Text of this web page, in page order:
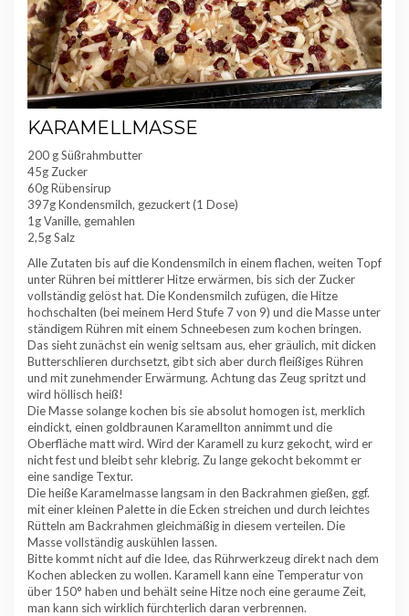
KARAMELLMASSE
200 g Süßrahmbutter
45g Zucker
60g Rübensirup
397g Kondensmilch, gezuckert (1 Dose)
1g Vanille, gemahlen
2,5g Salz
Alle Zutaten bis auf die Kondensmilch in einem flachen, weiten Topf
unter Rühren bei mittlerer Hitze erwärmen, bis sich der Zucker
vollständig gelöst hat. Die Kondensmilch zufügen, die Hitze
hochschalten (bei meinem Herd Stufe 7 von 9) und die Masse unter
ständigem Rühren mit einem Schneebesen zum kochen bringen.
Das sieht zunächst ein wenig seltsam aus, eher gräulich, mit dicken
Butterschlieren durchsetzt, gibt sich aber durch fleißiges Rühren
und mit zunehmender Erwärmung. Achtung das Zeug spritzt und
wird höllisch heiß!
Die Masse solange kochen bis sie absolut homogen ist, merklich
eindickt, einen goldbraunen Karamellton annimmt und die
Oberfläche matt wird. Wird der Karamell zu kurz gekocht, wird er
nicht fest und bleibt sehr klebrig. Zu lange gekocht bekommt er
eine sandige Textur.
Die heiße Karamelmasse langsam in den Backrahmen gießen, ggf.
mit einer kleinen Palette in die Ecken streichen und durch leichtes
Rütteln am Backrahmen gleichmäßig in diesem verteilen. Die
Masse vollständig auskühlen lassen.
Bitte kommt nicht auf die Idee, das Rührwerkzeug direkt nach dem
Kochen ablecken zu wollen. Karamell kann eine Temperatur von
über 150° haben und behält seine Hitze noch eine geraume Zeit,
man kann sich wirklich fürchterlich daran verbrennen.